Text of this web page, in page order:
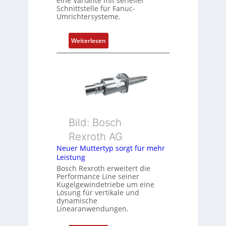
r
P
o
s
i
o
m
s
u
n
g
n
d
Schnittstelle für Fanuc-
Umrichtersysteme.
Weiterlesen:
D
h
g
e
k
m
b
i
i
Bild: Bosch
Rexroth AG
Neuer Muttertyp sorgt für mehr
Leistung
Bosch Rexroth erweitert die
Performance Line seiner
Kugelgewindetriebe um eine
Lösung für vertikale und
dynamische
Linearanwendungen.